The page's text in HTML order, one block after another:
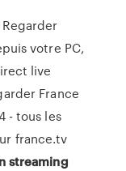
Regarder
votre PC,
live
France
- tous les
france.tv
streaming